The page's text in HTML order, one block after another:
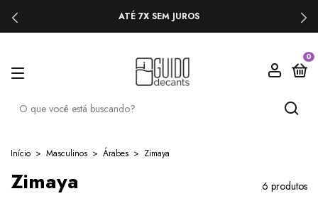
ATÉ 7X SEM JUROS
0
Início > Masculinos > Árabes > Zimaya
Zimaya 6 produtos